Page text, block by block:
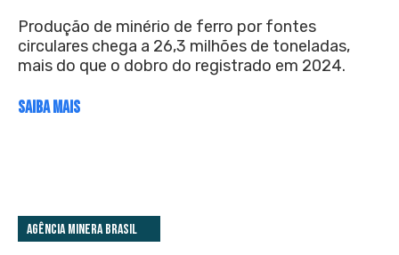
Produção de minério de ferro por fontes
circulares chega a 26,3 milhões de toneladas,
mais do que o dobro do registrado em 2024.
SAIBA MAIS
Agência Minera Brasil